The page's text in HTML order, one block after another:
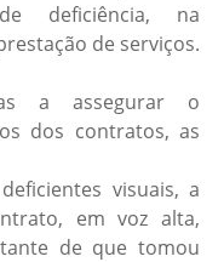
deficiência, na
de serviços.
a assegurar o
dos contratos, as
visuais, a
em voz alta,
de que tomou